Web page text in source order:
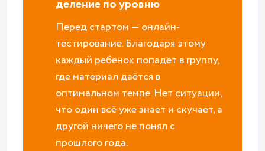
деление по уровню
Перед стартом — онлайн-
тестирование. Благодаря этому
каждый ребёнок попадёт в группу,
где материал даётся в
оптимальном темпе. Нет ситуации,
что один всё уже знает и скучает, а
другой ничего не понял с
прошлого года.